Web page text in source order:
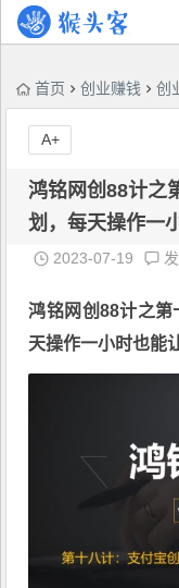
首页 创业赚钱 创
鸿铭网创88计之
划，每天操作一
2023-07-19
鸿铭网创 88计之第
天操作一小时也能
A+